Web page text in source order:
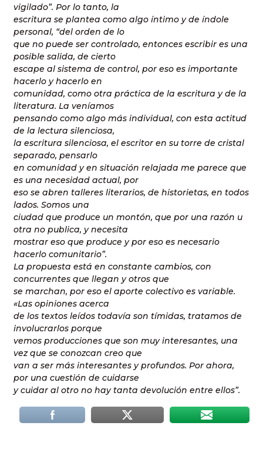
vigilado”. Por lo tanto, la
escritura se plantea como algo íntimo y de índole
personal, “del orden de lo
que no puede ser controlado, entonces escribir es una
posible salida, de cierto
escape al sistema de control, por eso es importante
hacerlo y hacerlo en
comunidad, como otra práctica de la escritura y de la
literatura. La veníamos
pensando como algo más individual, con esta actitud
de la lectura silenciosa,
la escritura silenciosa, el escritor en su torre de cristal
separado, pensarlo
en comunidad y en situación relajada me parece que
es una necesidad actual, por
eso se abren talleres literarios, de historietas, en todos
lados. Somos una
ciudad que produce un montón, que por una razón u
otra no publica, y necesita
mostrar eso que produce y por eso es necesario
hacerlo comunitario”.
La propuesta está en constante cambios, con
concurrentes que llegan y otros que
se marchan, por eso el aporte colectivo es variable.
«Las opiniones acerca
de los textos leídos todavía son tímidas, tratamos de
involucrarlos porque
vemos producciones que son muy interesantes, una
vez que se conozcan creo que
van a ser más interesantes y profundos. Por ahora,
por una cuestión de cuidarse
y cuidar al otro no hay tanta devolución entre ellos”.